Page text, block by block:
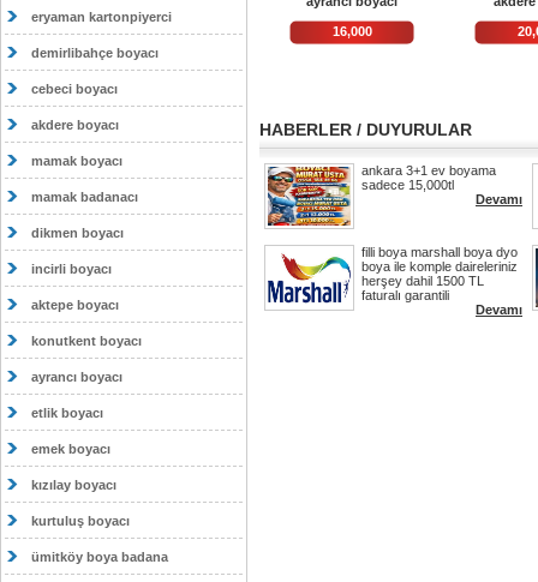
eryaman kartonpiyerci
demirlibahçe boyacı
cebeci boyacı
akdere boyacı
mamak boyacı
mamak badanacı
dikmen boyacı
incirli boyacı
aktepe boyacı
konutkent boyacı
ayrancı boyacı
etlik boyacı
emek boyacı
kızılay boyacı
kurtuluş boyacı
ümitköy boya badana
16,000
HABERLER / DUYURULAR
ankara 3+1 ev boyama
sadece 15,000tl
Devamı
filli boya marshall boya dyo
boya ile komple daireleriniz
herşey dahil 1500 TL
faturalı garantili
Devamı